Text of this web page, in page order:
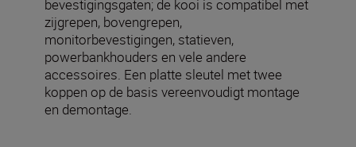
bevestigingsgaten; de kooi is compatibel met
zijgrepen, bovengrepen,
monitorbevestigingen, statieven,
powerbankhouders en vele andere
accessoires. Een platte sleutel met twee
koppen op de basis vereenvoudigt montage
en demontage.